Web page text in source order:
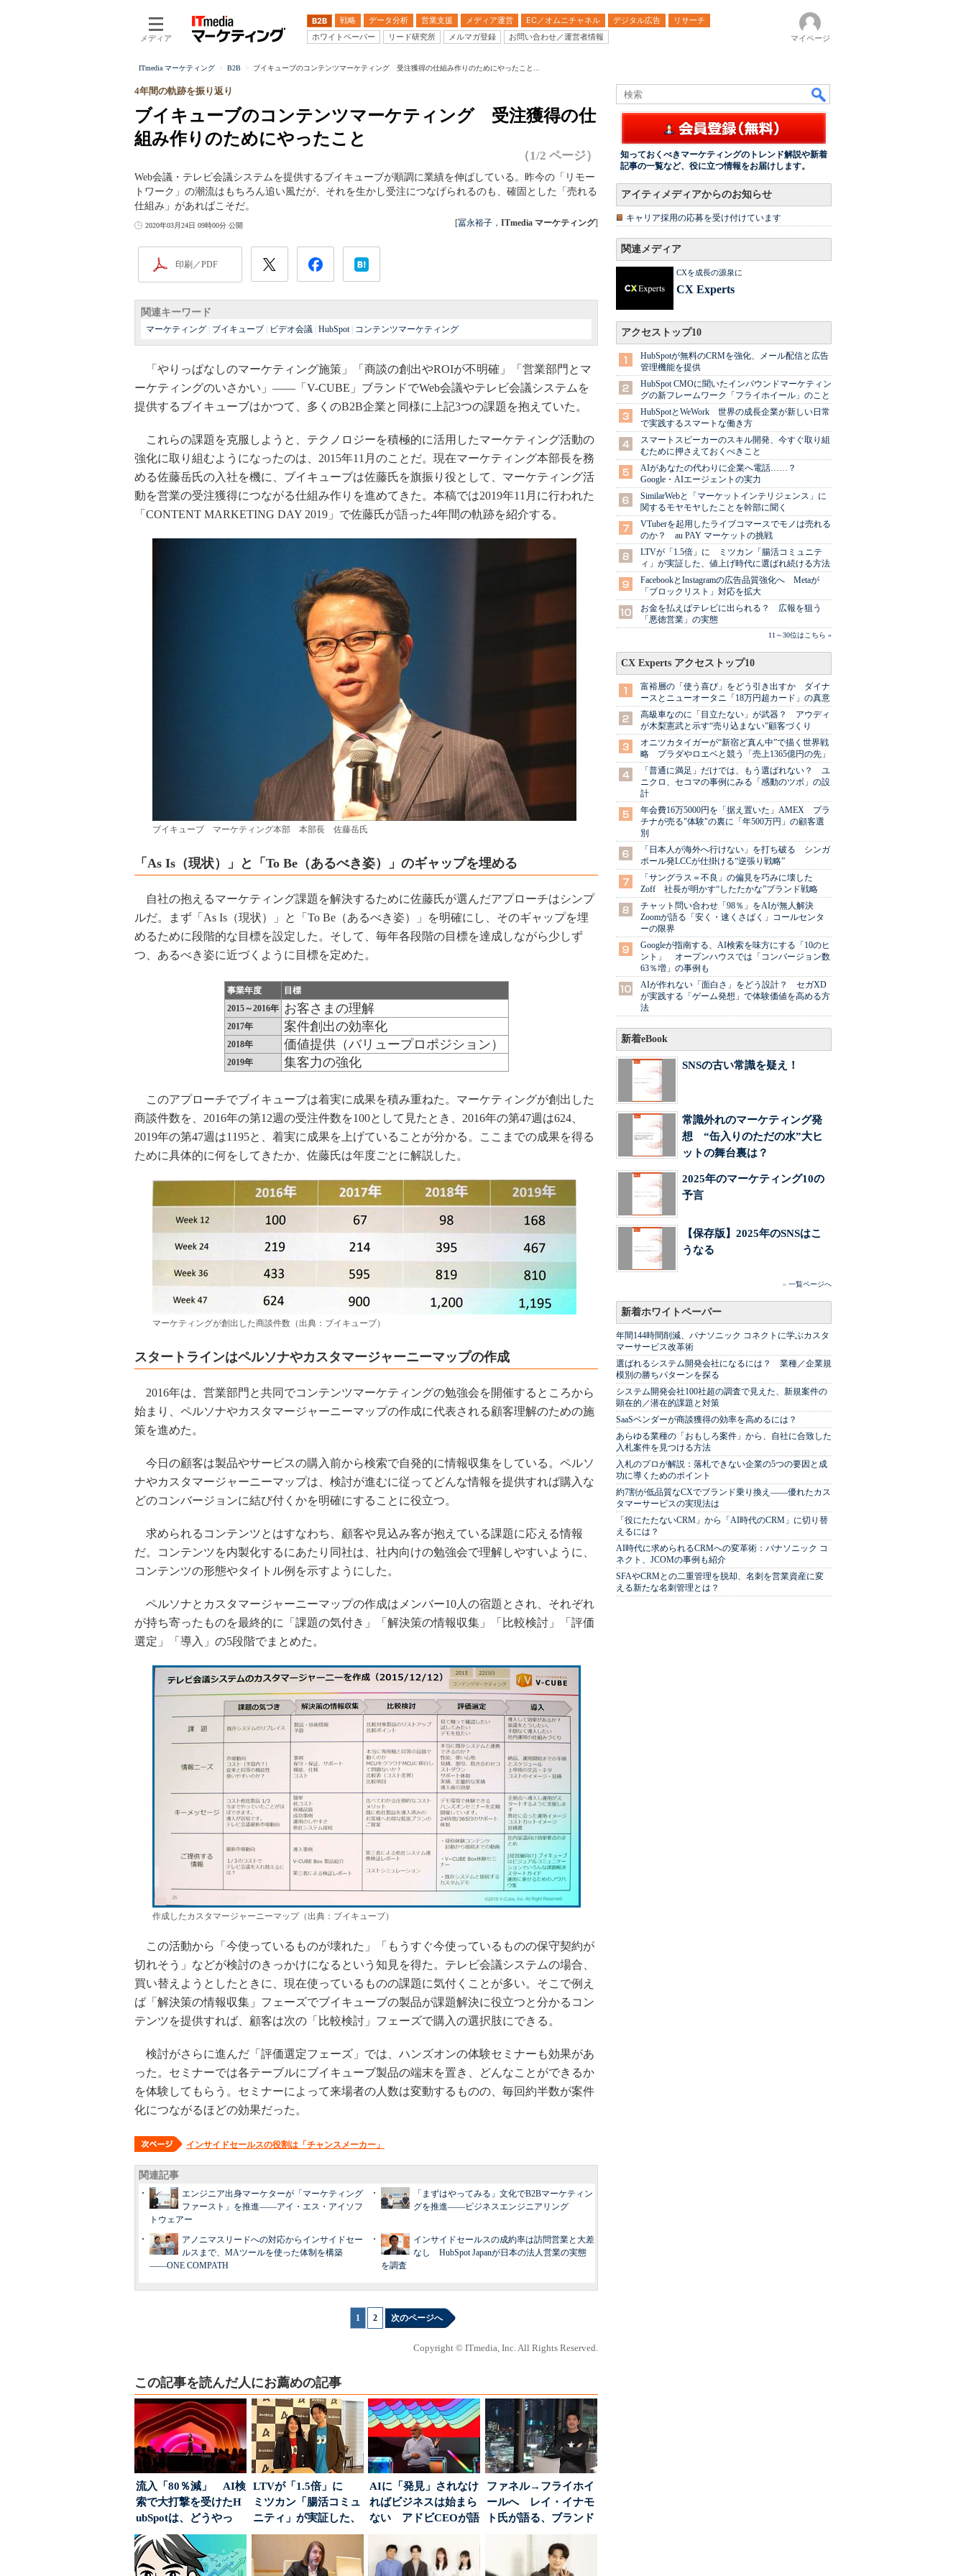
メディア
B2B 戦略 データ分析 営業支援 メディア運営 EC／オムニチャネル デジタル広告
リサーチ
ホワイトペーパー
リード研究所 メルマガ登録 お問い合わせ／運営者情報 マイページ
ITmedia マーケティング B2B ブイキューブのコンテンツマーケティング 受注獲得の仕組み作りのためにやったこと...
ブイキューブのコンテンツマーケティング 受注獲得の仕
組み作りのためにやったこと
4年間の軌跡を振り返り
（1/2 ページ）
Web会議・テレビ会議システムを提供するブイキューブが順調に業績を伸ばしている。昨今の「リモー
トワーク」の潮流はもちろん追い風だが、それを生かし受注につなげられるのも、確固とした「売れる
仕組み」があればこそだ。
2020年03月24日 09時00分 公開 [冨永裕子 ， ITmedia マーケティング]
印刷／PDF
関連キーワード
マーケティング ブイキューブ ビデオ会議 HubSpot| コンテンツマーケティング
「やりっぱなしのマーケティング施策」「商談の創出やROIが不明確」「営業部門とマ
ーケティングのいさかい」――「V-CUBE」ブランドでWeb会議やテレビ会議システムを
提供するブイキューブはかつて、多くのB2B企業と同様に上記3つの課題を抱えていた。
これらの課題を克服しようと、テクノロジーを積極的に活用したマーケティング活動の
強化に取り組むようになったのは、2015年11月のことだ。現在マーケティング本部長を務
める佐藤岳氏の入社を機に、ブイキューブは佐藤氏を旗振り役として、マーケティング活
動を営業の受注獲得につながる仕組み作りを進めてきた。本稿では2019年11月に行われた
「CONTENT MARKETING DAY 2019」で佐藤氏が語った4年間の軌跡を紹介する。
ブイキューブ マーケティング本部 本部長 佐藤岳氏
「As Is（現状）」と「To Be（あるべき姿）」のギャップを埋める
自社の抱えるマーケティング課題を解決するために佐藤氏が選んだアプローチはシンプ
ルだ。まず「As Is（現状）」と「To Be（あるべき姿）」を明確にし、そのギャップを埋
めるために段階的な目標を設定した。そして、毎年各段階の目標を達成しながら少しず
つ、あるべき姿に近づくように目標を定めた。
事業年度
目標
2015～2016年
お客さまの理解
2017年 案件創出の効率化
2018年 価値提供（バリュープロポジション）
2019年 集客力の強化
このアプローチでブイキューブは着実に成果を積み重ねた。マーケティングが創出した
商談件数を、2016年の第12週の受注件数を100として見たとき、2016年の第47週は624、
2019年の第47週は1195と、着実に成果を上げていることが分かる。ここまでの成果を得る
ために具体的に何をしてきたか、佐藤氏は年度ごとに解説した。
マーケティングが創出した商談件数（出典：ブイキューブ）
スタートラインはペルソナやカスタマージャーニーマップの作成
2016年は、営業部門と共同でコンテンツマーケティングの勉強会を開催するところから
始まり、ペルソナやカスタマージャーニーマップの作成に代表される顧客理解のための施
策を進めた。
今日の顧客は製品やサービスの購入前から検索で自発的に情報収集をしている。ペルソ
ナやカスタマージャーニーマップは、検討が進むに従ってどんな情報を提供すれば購入な
どのコンバージョンに結び付くかを明確にすることに役立つ。
求められるコンテンツとはすなわち、顧客や見込み客が抱えている課題に応える情報
だ。コンテンツを内製化するにあたり同社は、社内向けの勉強会で理解しやすいように、
コンテンツの形態やタイトル例を示すようにした。
ペルソナとカスタマージャーニーマップの作成はメンバー10人の宿題とされ、それぞれ
が持ち寄ったものを最終的に「課題の気付き」「解決策の情報収集」「比較検討」「評価
選定」「導入」の5段階でまとめた。
作成したカスタマージャーニーマップ（出典：ブイキューブ）
この活動から「今使っているものが壊れた」「もうすぐ今使っているものの保守契約が
切れそう」などが検討のきっかけになるという知見を得た。テレビ会議システムの場合、
買い替えようとしたときに、現在使っているものの課題に気付くことが多い。そこで例え
ば「解決策の情報収集」フェーズでブイキューブの製品が課題解決に役立つと分かるコン
テンツを提供すれば、顧客は次の「比較検討」フェーズで購入の選択肢にできる。
検討がさらに進んだ「評価選定フェーズ」では、ハンズオンの体験セミナーも効果があ
った。セミナーでは各テーブルにブイキューブ製品の端末を置き、どんなことができるか
を体験してもらう。セミナーによって来場者の人数は変動するものの、毎回約半数が案件
化につながるほどの効果だった。
インサイドセールスの役割は「チャンスメーカー」
関連記事
エンジニア出身マーケターが「マーケティング
ファースト」を推進――アイ・エス・アイソフ
トウェアー
「まずはやってみる」文化でB2Bマーケティン
グを推進――ビジネスエンジニアリング
アノニマスリードへの対応からインサイドセー
ルスまで、MAツールを使った体制を構築
――ONE COMPATH
インサイドセールスの成約率は訪問営業と大差
なし HubSpot Japanが日本の法人営業の実態
を調査
1 2 次のページへ
Copyright © ITmedia, Inc. All Rights Reserved.
この記事を読んだ人にお薦めの記事
流入「80％減」 AI検
索で大打撃を受けたH
ubSpotは、どうやっ
て“未来の顧...
LTVが「1.5倍」に
ミツカン「腸活コミュ
ニティ」が実証した、
値上げ時代に選ば...
AIに「発見」されなけ
ればビジネスは始まら
ない アドビCEOが語
ファネル→フライホイ
ールへ レイ・イナモ
ト氏が語る、ブランド
が「信頼」を得るた
知っておくべきマーケティングのトレンド解説や新着
記事の一覧など、役に立つ情報をお届けします。
アイティメディアからのお知らせ
キャリア採用の応募を受け付けています
関連メディア
CXを成長の源泉に
CX Experts
アクセストップ10
HubSpotが無料のCRMを強化、メール配信と広告
管理機能を提供
HubSpot CMOに聞いたインバウンドマーケティン
グの新フレームワーク「フライホイール」のこと
HubSpotとWeWork 世界の成長企業が新しい日常
で実践するスマートな働き方
スマートスピーカーのスキル開発、今すぐ取り組
むために押さえておくべきこと
AIがあなたの代わりに企業へ電話……？
Google・AIエージェントの実力
SimilarWebと「マーケットインテリジェンス」に
関するモヤモヤしたことを幹部に聞く
VTuberを起用したライブコマースでモノは売れる
のか？ au PAY マーケットの挑戦
LTVが「1.5倍」に ミツカン「腸活コミュニテ
ィ」が実証した、値上げ時代に選ばれ続ける方法
FacebookとInstagramの広告品質強化へ Metaが
「ブロックリスト」対応を拡大
お金を払えばテレビに出られる？ 広報を狙う
「悪徳営業」の実態
11～30位はこちら »
CX Experts アクセストップ10
富裕層の「使う喜び」をどう引き出すか ダイナ
ースとニューオータニ「18万円超カード」の真意
高級車なのに「目立たない」が武器？ アウディ
が木梨憲武と示す“売り込まない”顧客づくり
オニツカタイガーが“新宿ど真ん中”で描く世界戦
略 プラダやロエベと競う「売上1365億円の先」
「普通に満足」だけでは、もう選ばれない？ ユ
ニクロ、セコマの事例にみる「感動のツボ」の設
計
年会費16万5000円を「据え置いた」AMEX プラ
チナが売る"体験"の裏に「年500万円」の顧客選
別
「日本人が海外へ行けない」を打ち破る シンガ
ポール発LCCが仕掛ける“逆張り戦略”
「サングラス＝不良」の偏見を巧みに壊した
Zoff 社長が明かす“したたかな”ブランド戦略
チャット問い合わせ「98％」をAIが無人解決
Zoomが語る「安く・速くさばく」コールセンタ
ーの限界
Googleが指南する、AI検索を味方にする「10のヒ
ント」 オープンハウスでは「コンバージョン数
63％増」の事例も
AIが作れない「面白さ」をどう設計？ セガXD
が実践する「ゲーム発想」で体験価値を高める方
法
新着eBook
SNSの古い常識を疑え！
常識外れのマーケティング発
想 “缶入りのただの水”大ヒ
ットの舞台裏は？
2025年のマーケティング10の
予言
【保存版】2025年のSNSはこ
うなる
» 一覧ページへ
新着ホワイトペーパー
年間144時間削減、パナソニック コネクトに学ぶカスタ
マーサービス改革術
選ばれるシステム開発会社になるには？ 業種／企業規
模別の勝ちパターンを探る
システム開発会社100社超の調査で見えた、新規案件の
顕在的／潜在的課題と対策
SaaSベンダーが商談獲得の効率を高めるには？
あらゆる業種の「おもしろ案件」から、自社に合致した
入札案件を見つける方法
入札のプロが解説：落札できない企業の5つの要因と成
功に導くためのポイント
約7割が低品質なCXでブランド乗り換え――優れたカス
タマーサービスの実現法は
「役にたたないCRM」から「AI時代のCRM」に切り替
えるには？
AI時代に求められるCRMへの変革術：パナソニック コ
ネクト、JCOMの事例も紹介
SFAやCRMとの二重管理を脱却、名刺を営業資産に変
える新たな名刺管理とは？